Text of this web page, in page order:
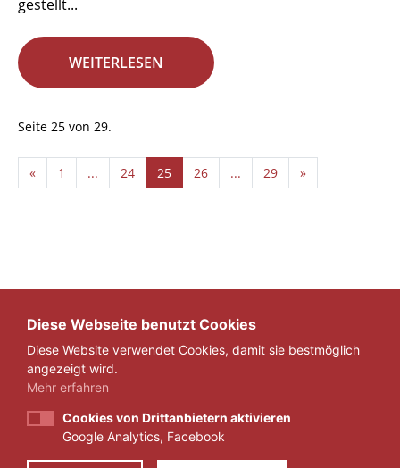
gestellt...
WEITERLESEN
Seite 25 von 29.
« 1 ... 24 25 26 ... 29 »
IMPRESSUM DATENSCHUTZ
Diese Webseite benutzt Cookies
Diese Website verwendet Cookies, damit sie bestmöglich
angezeigt wird.
Mehr erfahren
Cookies von Drittanbietern aktivieren
Google Analytics, Facebook